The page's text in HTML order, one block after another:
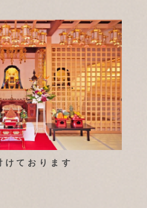
けております